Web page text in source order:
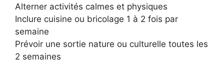
Alterner activités calmes et physiques
Inclure cuisine ou bricolage 1 à 2 fois par
semaine
Prévoir une sortie nature ou culturelle toutes les
2 semaines